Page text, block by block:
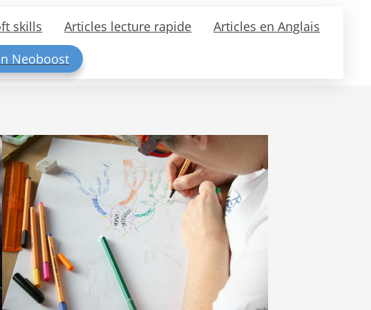
skills Articles lecture rapide
Articles en Anglais
Neoboost